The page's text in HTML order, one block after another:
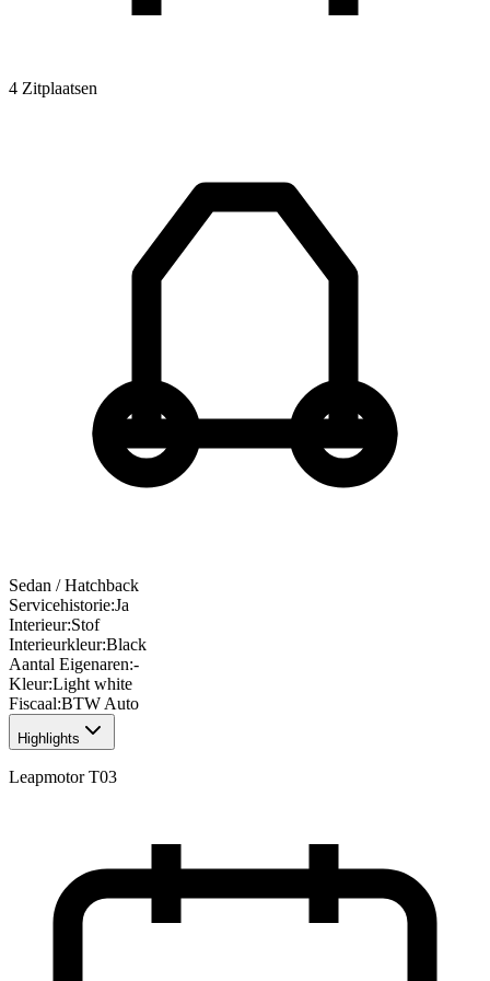
4 Zitplaatsen
Sedan / Hatchback
Servicehistorie:Ja
Interieur:Stof
Interieurkleur:Black
Aantal Eigenaren:-
Kleur:Light white
Fiscaal:BTW Auto
Highlights
Leapmotor T03